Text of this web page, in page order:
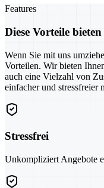
Features
Diese Vorteile
Wenn Sie mit uns
Vorteilen. Wir bieten
auch eine Vielzahl von
einfacher und stressfreier
Stressfrei
Unkompliziert Angebote